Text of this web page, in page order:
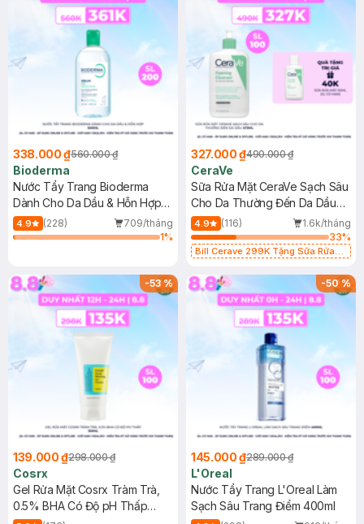
338.000 ₫560.000 ₫
Bioderma
Nước Tẩy Trang Bioderma
Dành Cho Da Dầu & Hỗn Hợp
500ml
4.9 (228)
709/tháng
1%
327.000 ₫490.000 ₫
CeraVe
Sữa Rửa Mặt CeraVe Sạch Sâu
Cho Da Thường Đến Da Dầu
473ml
4.9 (116)
1.6k/tháng
33%
Bill Cerave 299K Tặng Sữa Rửa
-53%
139.000 ₫298.000 ₫
Cosrx
Gel Rửa Mặt Cosrx Tràm Trà,
0.5% BHA Có Độ pH Thấp
-50%
145.000 ₫289.000 ₫
L'Oreal
Nước Tẩy Trang L'Oreal Làm
Sạch Sâu Trang Điểm 400ml